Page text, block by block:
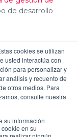
cookies se utilizan
usted interactúa con
para personalizar y
análisis y recuento de
otros medios. Para
consulte nuestra
su información
en su
de desarrollo